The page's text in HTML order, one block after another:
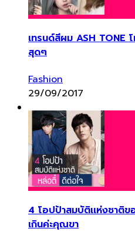
เทรนด์สีผม ASH TONE
สุดๆ
Fashion
29/09/2017
4 โอปป้าสมบัติเเห่งชาติ
เกินค่ะคุณขา